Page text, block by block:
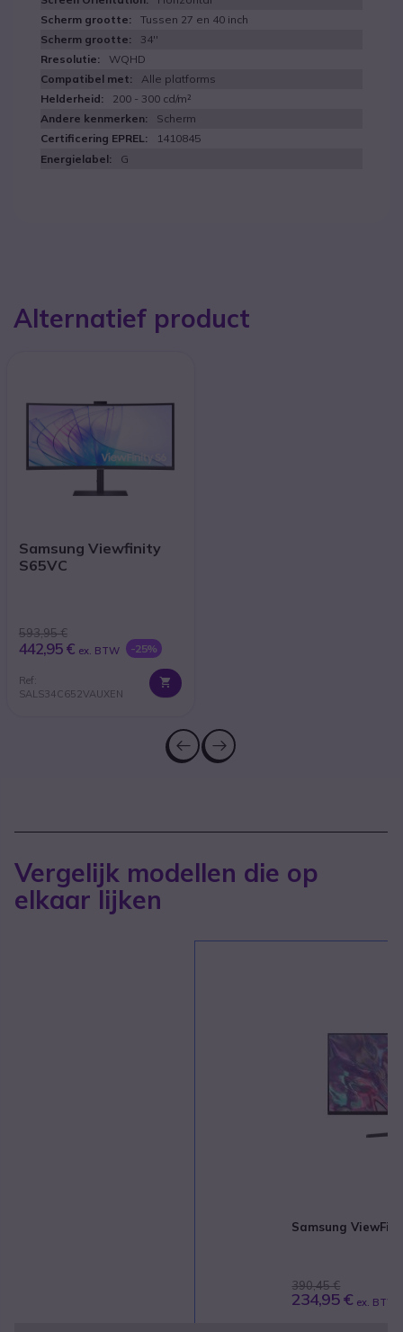
Tussen 27 en 40 inch
34''
WQHD
Alle platforms
200 - 300 cd/m²
Scherm
1410845
G
Alternatief product
Samsung Viewfinity
S65VC
593,95 €
442,95 € ex. BTW -25%
Ref:
SALS34C652VAUXEN
Vergelijk modellen die op
elkaar lijken
Samsung
390,45 €
234,95 € ex. BTW